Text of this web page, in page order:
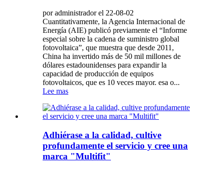
por administrador el 22-08-02
Cuantitativamente, la Agencia Internacional de
Energía (AIE) publicó previamente el “Informe
especial sobre la cadena de suministro global
fotovoltaica”, que muestra que desde 2011,
China ha invertido más de 50 mil millones de
dólares estadounidenses para expandir la
capacidad de producción de equipos
fotovoltaicos, que es 10 veces mayor. esa o...
Lee mas
Adhiérase a la calidad, cultive
profundamente el servicio y cree una
marca "Multifit"